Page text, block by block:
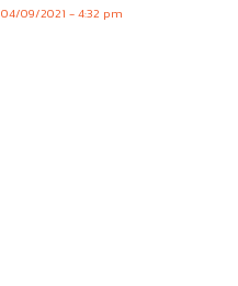
04/09/2021 4:32 pm